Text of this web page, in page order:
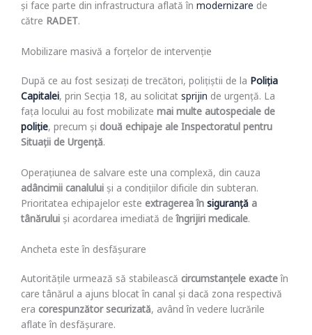
și face parte din infrastructura aflată în modernizare de
către RADET .
Mobilizare masivă a forțelor de intervenție
După ce au fost sesizați de trecători, polițiștii de la Poliția
Capitalei, prin Secția 18, au solicitat sprijin de urgență. La
fața locului au fost mobilizate mai multe autospeciale de
poliție, precum și două echipaje ale Inspectoratul pentru
Situații de Urgență.
Operațiunea de salvare este una complexă, din cauza
adâncimii canalului și a condițiilor dificile din subteran.
Prioritatea echipajelor este extragerea în siguranță a
tânărului și acordarea imediată de îngrijiri medicale.
Ancheta este în desfășurare
Autoritățile urmează să stabilească circumstanțele exacte în
care tânărul a ajuns blocat în canal și dacă zona respectivă
era corespunzător securizată, având în vedere lucrările
aflate în desfășurare.